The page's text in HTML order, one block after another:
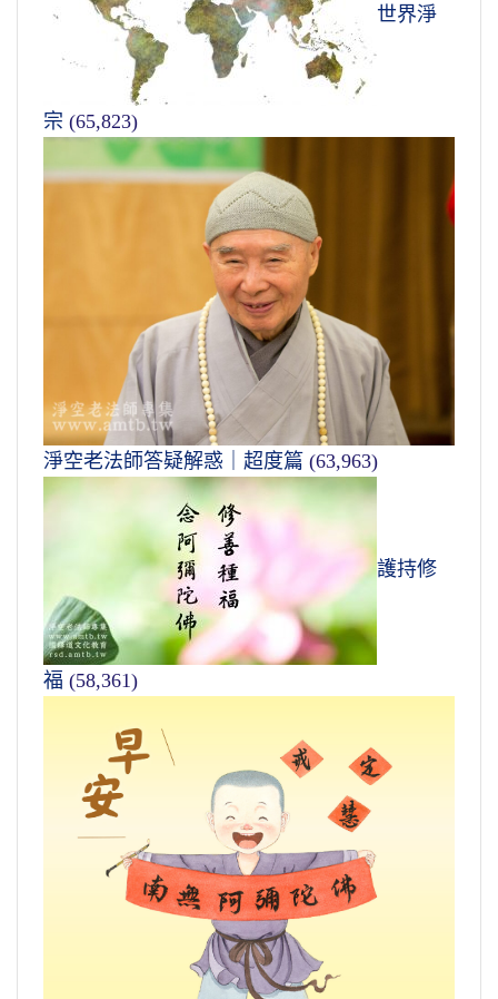
世界淨
宗 (65,823)
淨空老法師答疑解惑｜超度篇 (63,963)
護持修
福 (58,361)